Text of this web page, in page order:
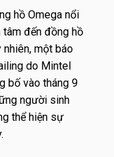
hồ Omega nổi
tâm đến đồng hồ
nhiên, một báo
do Mintel
bố vào tháng 9
người sinh
thể hiện sự